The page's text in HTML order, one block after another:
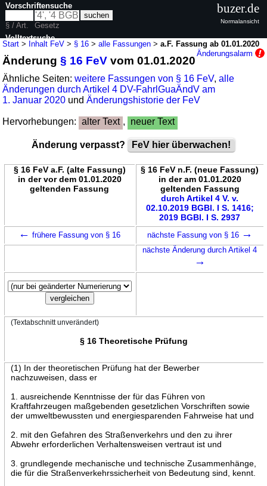
Start > Inhalt FeV > § 16 >alle Fassungen >a.F. Fassung ab 01.01.2020
Änderungsalarm
Änderung§ 16 FeV vom 01.01.2020
Ähnliche Seiten:weitere Fassungen von § 16 FeV,alle
Änderungen durch Artikel 4 DV-FahrlGuaÄndV am
1. Januar 2020 undÄnderungshistorie der FeV
Hervorhebungen: alter Text , neuer Text
Änderung verpasst? FeV hier überwachen!
§ 16 FeV a.F. (alte Fassung)
in der vor dem 01.01.2020
geltenden Fassung
§ 16 FeV n.F. (neue Fassung)
in der am 01.01.2020
geltenden Fassung
durch Artikel 4 V. v.
02.10.2019 BGBl. I S. 1416;
2019 BGBl. I S. 2937
← frühere Fassung von § 16 nächste Fassung von § 16 →
nächste Änderung durch Artikel 4
→
(Textabschnitt unverändert)
§ 16 Theoretische Prüfung
(1) In der theoretischen Prüfung hat der Bewerber
nachzuweisen, dass er
1. ausreichende Kenntnisse der für das Führen von
Kraftfahrzeugen maßgebenden gesetzlichen Vorschriften sowie
der umweltbewussten und energiesparenden Fahrweise hat und
2. mit den Gefahren des Straßenverkehrs und den zu ihrer
Abwehr erforderlichen Verhaltensweisen vertraut ist und
3. grundlegende mechanische und technische Zusammenhänge,
die für die Straßenverkehrssicherheit von Bedeutung sind, kennt.
Vorschriftensuche
§ / Art.
Gesetz
Volltextsuche
nur in FeV
buzer.de
Normalansicht